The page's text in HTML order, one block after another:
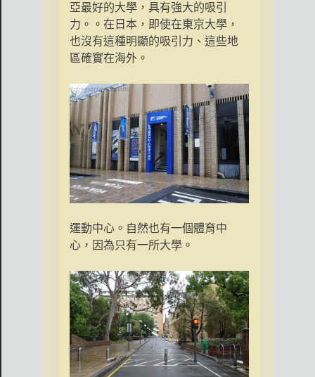
亞最好的大學，具有強大的吸引
力。。在日本，即使在東京大學，
也沒有這種明顯的吸引力、這些地
區確實在海外。
運動中心。自然也有一個體育中
心，因為只有一所大學。